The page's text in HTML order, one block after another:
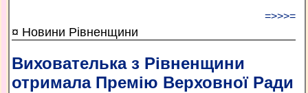
=>>>=
¤ Новини Рівненщини
Вихователька з Рівненщини
отримала Премію Верховної Ради